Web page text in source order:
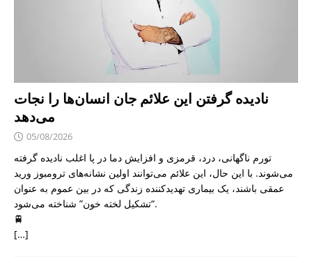
نادیده گرفتن این علائم جان انسان‌ها را نجات
می‌دهد
05/08/2026
تورم ناگهانی، درد، قرمزی و افزایش دما در پا اغلب نادیده گرفته
می‌شوند. با این حال، این علائم می‌توانند اولین نشانه‌های ترومبوز ورید
عمقی باشند، یک بیماری تهدیدکننده زندگی که در بین عموم به عنوان
“تشکیل لخته خون” شناخته می‌شود.
🚆
[…]